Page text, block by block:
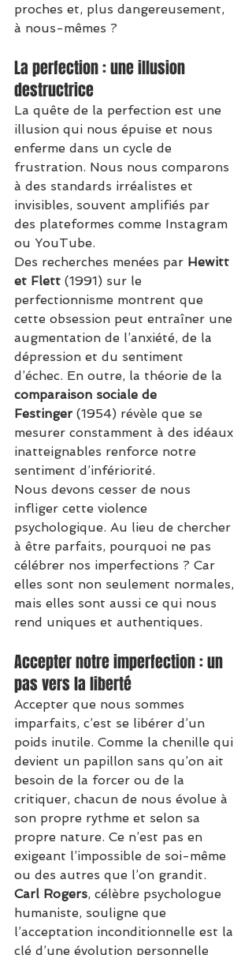
proches et, plus dangereusement,
à nous-mêmes ?
La perfection : une illusion
destructrice
La quête de la perfection est une
illusion qui nous épuise et nous
enferme dans un cycle de
frustration. Nous nous comparons
à des standards irréalistes et
invisibles, souvent amplifiés par
des plateformes comme Instagram
ou YouTube.
Des recherches menées par Hewitt
et Flett (1991) sur le
perfectionnisme montrent que
cette obsession peut entraîner une
augmentation de l’anxiété, de la
dépression et du sentiment
d’échec. En outre, la théorie de la
comparaison sociale de
Festinger (1954) révèle que se
mesurer constamment à des idéaux
inatteignables renforce notre
sentiment d’infériorité.
Nous devons cesser de nous
infliger cette violence
psychologique. Au lieu de chercher
à être parfaits, pourquoi ne pas
célébrer nos imperfections ? Car
elles sont non seulement normales,
mais elles sont aussi ce qui nous
rend uniques et authentiques.
Accepter notre imperfection : un
pas vers la liberté
Accepter que nous sommes
imparfaits, c’est se libérer d’un
poids inutile. Comme la chenille qui
devient un papillon sans qu’on ait
besoin de la forcer ou de la
critiquer, chacun de nous évolue à
son propre rythme et selon sa
propre nature. Ce n’est pas en
exigeant l’impossible de soi-même
ou des autres que l’on grandit.
Carl Rogers, célèbre psychologue
humaniste, souligne que
l’acceptation inconditionnelle est la
clé d’une évolution personnelle